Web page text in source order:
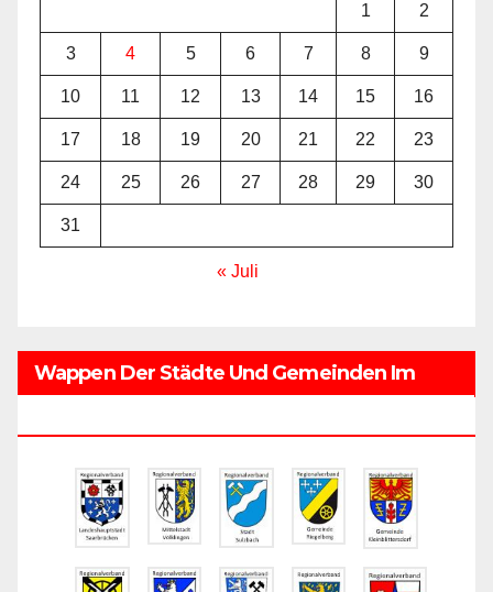
1 2
3 4 5 6 7 8 9
10 11 12 13 14 15 16
17 18 19 20 21 22 23
24 25 26 27 28 29 30
31
« Juli
Wappen Der Städte Und Gemeinden Im